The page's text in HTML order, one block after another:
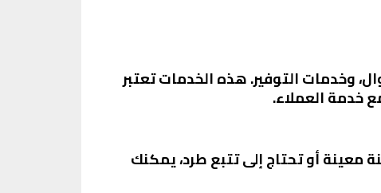
وخدمات التوفير. هذه الخدمات تعتبر
خدمة العملاء.
معينة أو تحتاج إلى تتبع طرد، يمكنك